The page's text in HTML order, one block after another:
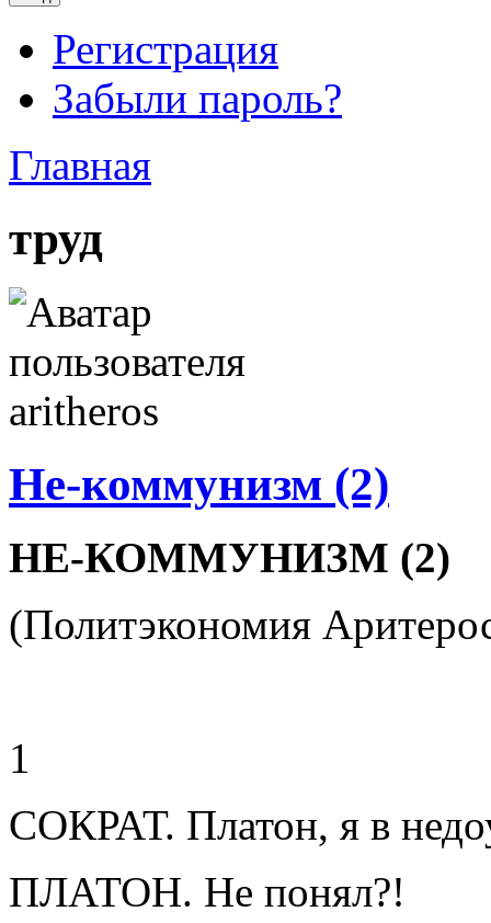
Регистрация
Забыли пароль?
Главная
труд
Не-коммунизм (2)
НЕ-КОММУНИЗМ (2)
(Политэкономия
1
СОКРАТ. Платон, я в
ПЛАТОН. Не понял?!